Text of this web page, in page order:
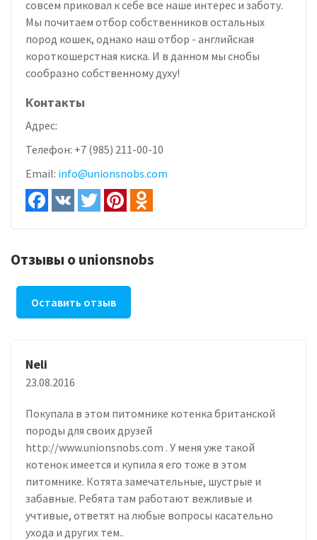
совсем приковал к себе все наше интерес и заботу.
Мы почитаем отбор собственников остальных
пород кошек, однако наш отбор - английская
короткошерстная киска. И в данном мы снобы
сообразно собственному духу!
Контакты
Адрес:
Телефон: +7 (985) 211-00-10
Email: info@unionsnobs.com
Отзывы о unionsnobs
Оставить отзыв
Neli
23.08.2016
Покупала в этом питомнике котенка британской
породы для своих друзей
http://www.unionsnobs.com . У меня уже такой
котенок имеется и купила я его тоже в этом
питомнике. Котята замечательные, шустрые и
забавные. Ребята там работают вежливые и
учтивые, ответят на любые вопросы касательно
ухода и других тем..